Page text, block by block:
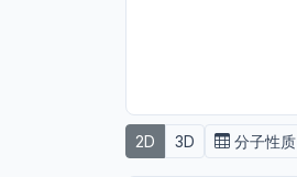
2D 3D 分子性质